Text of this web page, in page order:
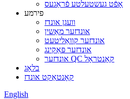
אָפֿט געשטעלטע פֿראַגעס
פירמע
וועגן אונדז
אונדזער מאַשין
אונדזער קוואַליטעט
אונדזער פּאַקינג
אונדזער QC קאָנטראָל
בלאָג
קאָנטאַקט אונדז
English